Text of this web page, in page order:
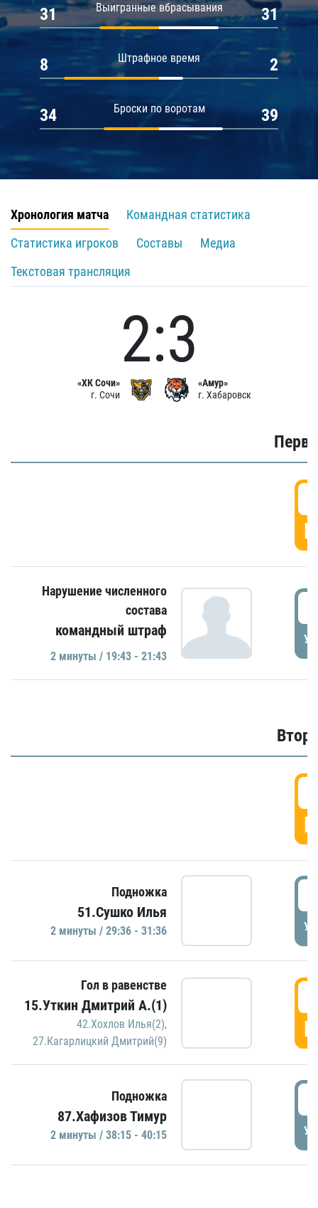
Выигранные вбрасывания
31 31
Штрафное время
8 2
Броски по воротам
34 39
Хронология матча
Командная статистика
Статистика игроков
Составы
Медиа
Текстовая трансляция
«ХК Сочи»
г. Сочи
2:3
«Амур»
г. Хабаровск
Нарушение численного
состава
командный штраф
2 минуты / 19:43 - 21:43
Подножка
51.Сушко Илья
2 минуты / 29:36 - 31:36
Гол в равенстве
15.Уткин Дмитрий А.(1)
42.Хохлов Илья(2),
27.Кагарлицкий Дмитрий(9)
Подножка
87.Хафизов Тимур
2 минуты / 38:15 - 40:15